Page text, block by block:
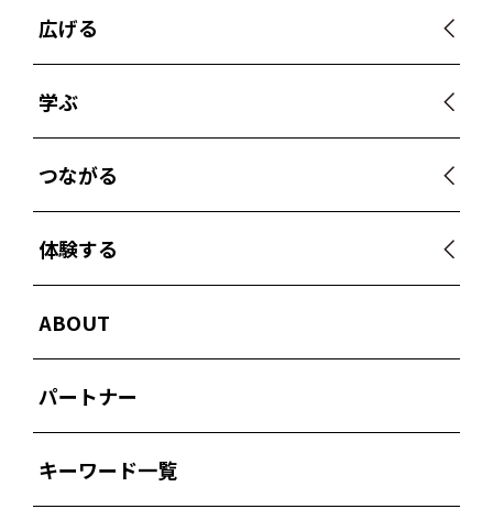
広げる
学ぶ
つながる
体験する
ABOUT
パートナー
キーワード一覧